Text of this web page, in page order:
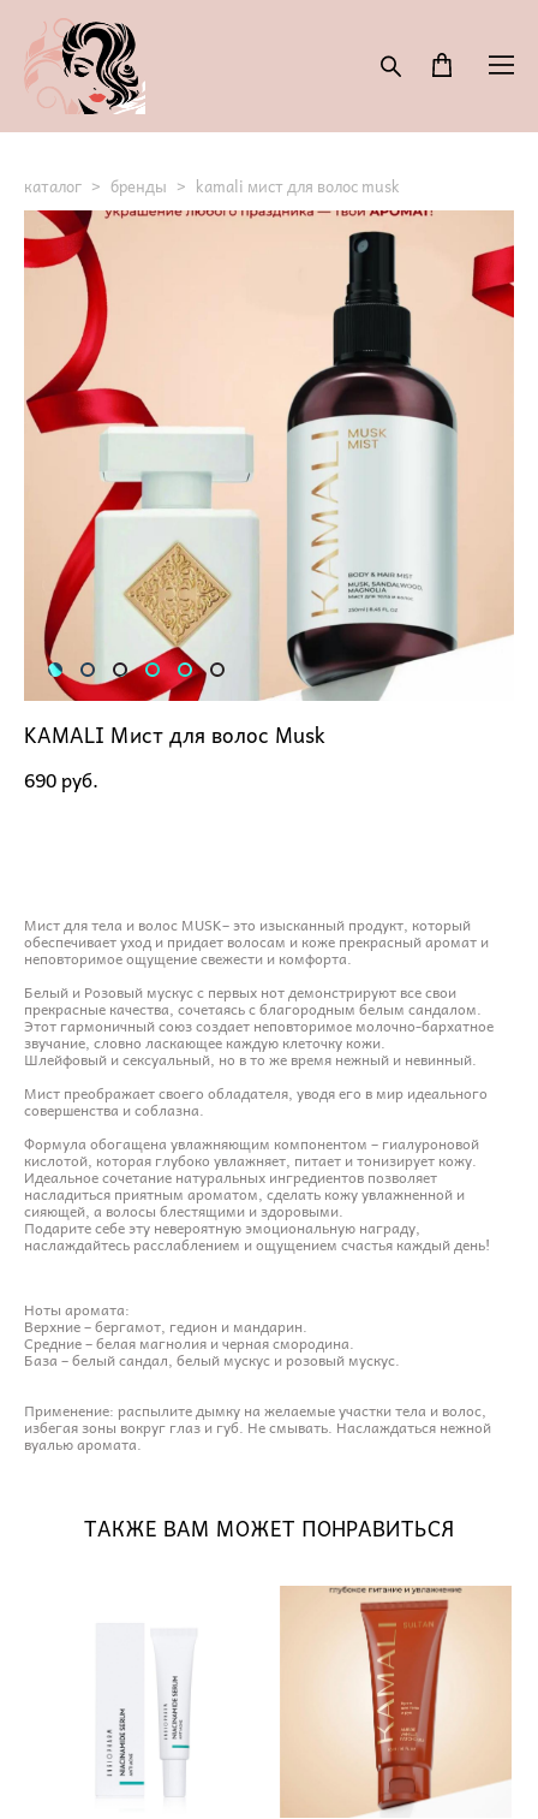
каталог > бренды > kamali мист для волос musk
KAMALI Мист для волос Musk
690 pуб.
Мист для тела и волос MUSK– это изысканный продукт, который
обеспечивает уход и придает волосам и коже прекрасный аромат и
неповторимое ощущение свежести и комфорта.
Белый и Розовый мускус с первых нот демонстрируют все свои
прекрасные качества, сочетаясь с благородным белым сандалом.
Этот гармоничный союз создает неповторимое молочно-бархатное
звучание, словно ласкающее каждую клеточку кожи.
Шлейфовый и сексуальный, но в то же время нежный и невинный.
Мист преображает своего обладателя, уводя его в мир идеального
совершенства и соблазна.
Формула обогащена увлажняющим компонентом – гиалуроновой
кислотой, которая глубоко увлажняет, питает и тонизирует кожу.
Идеальное сочетание натуральных ингредиентов позволяет
насладиться приятным ароматом, сделать кожу увлажненной и
сияющей, а волосы блестящими и здоровыми.
Подарите себе эту невероятную эмоциональную награду,
наслаждайтесь расслаблением и ощущением счастья каждый день!
Ноты аромата:
Верхние – бергамот, гедион и мандарин.
Средние – белая магнолия и черная смородина.
База – белый сандал, белый мускус и розовый мускус.
Применение: распылите дымку на желаемые участки тела и волос,
избегая зоны вокруг глаз и губ. Не смывать. Наслаждаться нежной
вуалью аромата.
ТАКЖЕ ВАМ МОЖЕТ ПОНРАВИТЬСЯ